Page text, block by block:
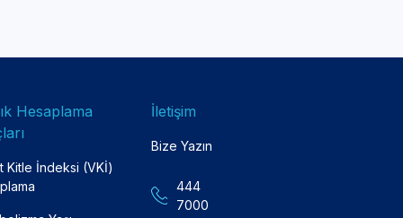
Hesaplama
Kitle İndeksi (VKİ)
İletişim
Bize Yazın
444
7000